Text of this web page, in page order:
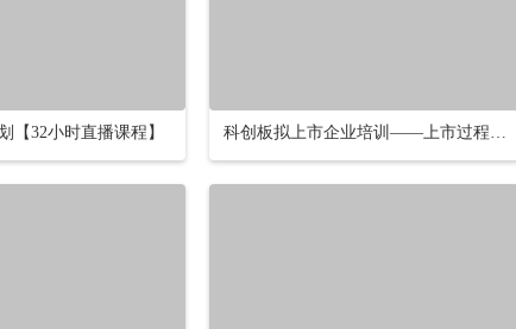
【32小时直播课程】 科创板拟上市企业培训——上市过程问题解决：科创板上市的法律事务